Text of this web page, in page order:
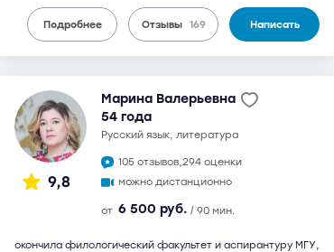
Подробнее Отзывы 169 Написать
9,8
Марина Валерьевна
54 года
русский язык, литература
105 отзывов,294 оценки
можно дистанционно
от 6 500 руб. / 90 мин.
окончила филологический факультет и аспирантуру МГУ,